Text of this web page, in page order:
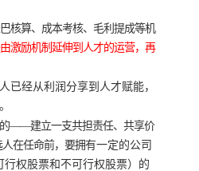
核算、成本考核、毛利提成等机
激励机制延伸到人才的运营，再
已经从利润分享到人才赋能，
的——建立一支共担责任、共享价
人在任命前， 要拥有一定的公司
权股票和不可行权股票）的